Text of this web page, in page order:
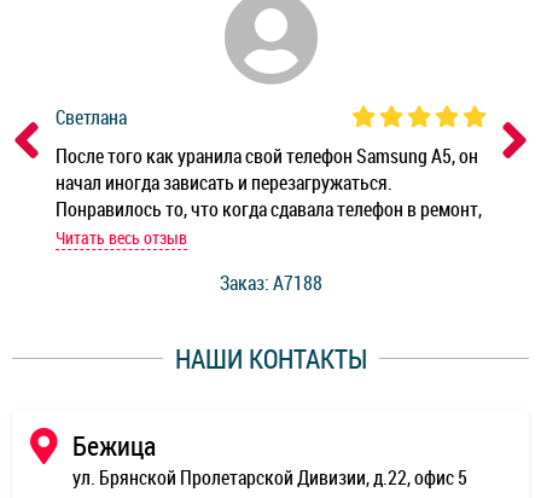
Светлана
После того как уранила свой телефон Samsung A5, он
начал иногда зависать и перезагружаться.
Понравилось то, что когда сдавала телефон в ремонт,
мастер при мне сделал быструю диагностику и сказал
работы и оперативность!
Читать весь отзыв
Заказ: A7188
НАШИ КОНТАКТЫ
Бежица
ул. Брянской Пролетарской Дивизии, д.22, офис 5